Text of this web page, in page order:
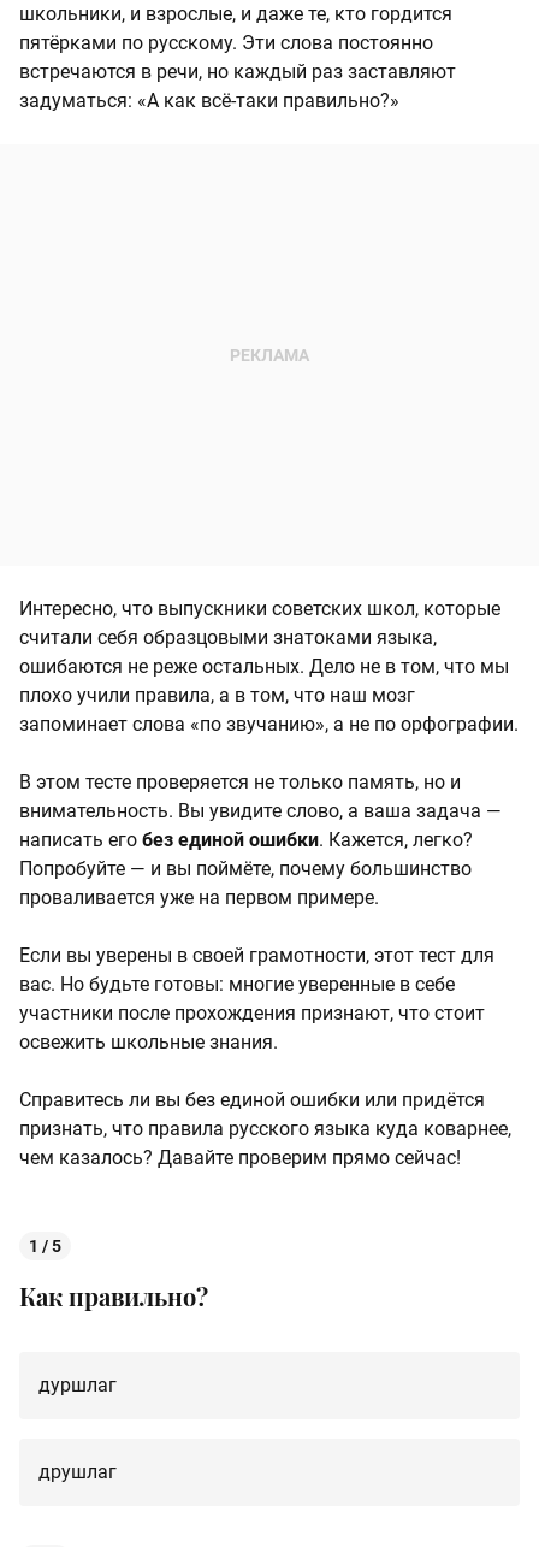
школьники, и взрослые, и даже те, кто гордится
пятёрками по русскому. Эти слова постоянно
встречаются в речи, но каждый раз заставляют
задуматься: «А как всё-таки правильно?»
Интересно, что выпускники советских школ, которые
считали себя образцовыми знатоками языка,
ошибаются не реже остальных. Дело не в том, что мы
плохо учили правила, а в том, что наш мозг
запоминает слова «по звучанию», а не по орфографии.
В этом тесте проверяется не только память, но и
внимательность. Вы увидите слово, а ваша задача —
написать его без единой ошибки. Кажется, легко?
Попробуйте — и вы поймёте, почему большинство
проваливается уже на первом примере.
Если вы уверены в своей грамотности, этот тест для
вас. Но будьте готовы: многие уверенные в себе
участники после прохождения признают, что стоит
освежить школьные знания.
Справитесь ли вы без единой ошибки или придётся
признать, что правила русского языка куда коварнее,
чем казалось? Давайте проверим прямо сейчас!
1 / 5
Как правильно?
дуршлаг
друшлаг